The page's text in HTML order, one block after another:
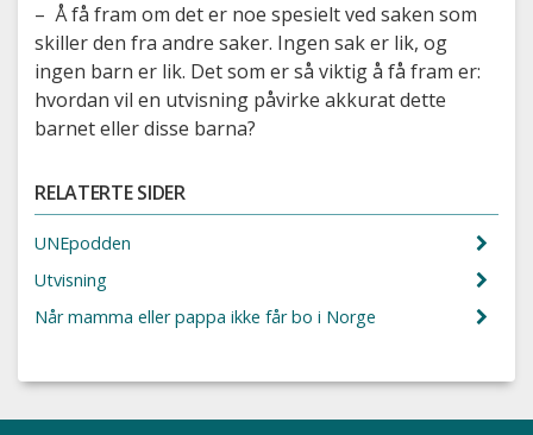
– Å få fram om det er noe spesielt ved saken som
skiller den fra andre saker. Ingen sak er lik, og
ingen barn er lik. Det som er så viktig å få fram er:
hvordan vil en utvisning påvirke akkurat dette
barnet eller disse barna?
RELATERTE SIDER
UNEpodden
Utvisning
Når mamma eller pappa ikke får bo i Norge